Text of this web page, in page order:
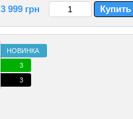
3 999 грн
Купить
НОВИНКА
3
3